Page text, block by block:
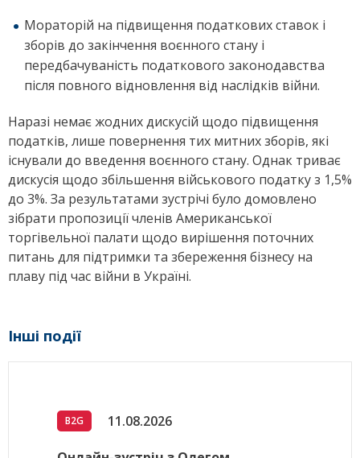
Мораторій на підвищення податкових ставок і
зборів до закінчення воєнного стану і
передбачуваність податкового законодавства
після повного відновлення від наслідків війни.
Наразі немає жодних дискусій щодо підвищення
податків, лише повернення тих митних зборів, які
існували до введення воєнного стану. Однак триває
дискусія щодо збільшення військового податку з 1,5%
до 3%. За результатами зустрічі було домовлено
зібрати пропозиції членів Американської
торгівельної палати щодо вирішення поточних
питань для підтримки та збереження бізнесу на
плаву під час війни в Україні.
Інші події
B2G 11.08.2026